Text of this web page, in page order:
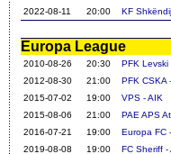
2022-08-11
20:00 KF
Europa League
2010-08-26 20:30 PFK Levski
2012-08-30
21:00 PFK CSKA
2015-07-02
19:00 VPS - AIK
2015-08-06
21:00 PAE APS
2016-07-21
19:00 Europa FC
2019-08-08
19:00 FC Sheriff -